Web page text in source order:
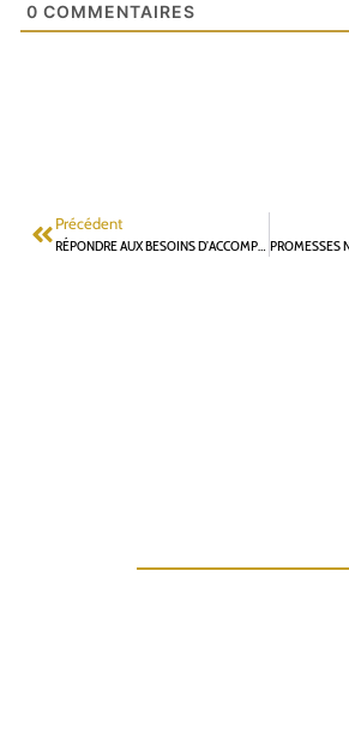
0 COMMENTAIRES
Précédent
RÉPONDRE AUX BESOINS D’ACCOMPAGNEMENT À LA SCOLARITÉ ET DE LUTTE CONTRE LE DÉCROCHAGE SCOLAIRE, AMPLIFIÉS PAR LA CRISE SANITAIRE DE LA COVID-19